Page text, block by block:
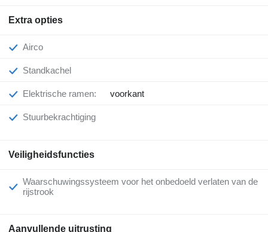
Extra opties
Airco
Standkachel
Elektrische ramen: voorkant
Stuurbekrachtiging
Veiligheidsfuncties
Waarschuwingssysteem voor het onbedoeld verlaten van de
rijstrook
Aanvullende uitrusting